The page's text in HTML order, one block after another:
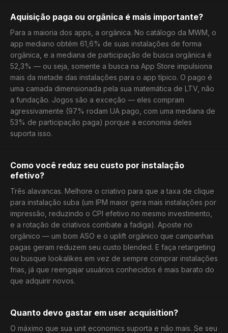
Aquisição paga ou orgânica é mais importante?
Para a maioria dos apps, a orgânica. No catálogo da MWM, o
app mediano obtém 61,6% de suas instalações de forma
orgânica, e a mediana de participação de busca orgânica é
52,3% — ou seja, somente a busca na App Store impulsiona
mais da metade das instalações para o app típico. O pago é
uma camada dimensionada pela sua matemática de LTV, não
a fundação. Jogos são a exceção — eles compram
agressivamente (97% rodam UA pago, com uma mediana de
53% de participação paga) porque a economia deles
suporta isso.
Como você reduz seu custo por instalação
efetivo?
Três alavancas. Melhore o criativo para que a taxa de clique
para instalação suba (um IPM maior gera mais instalações por
impressão, reduzindo o CPI efetivo no mesmo investimento,
e a rotação de criativos combate a fadiga). Aposte no
orgânico — um bom ASO e o uplift orgânico que campanhas
pagas geram reduzem seu custo blended. E faça retargeting
ou busque lookalikes em vez de sempre comprar instalações
frias, já que reengajar usuários conhecidos é mais barato do
que adquirir novos.
Quanto devo gastar em user acquisition?
O máximo que sua unit economics suporta e não mais. Se seu